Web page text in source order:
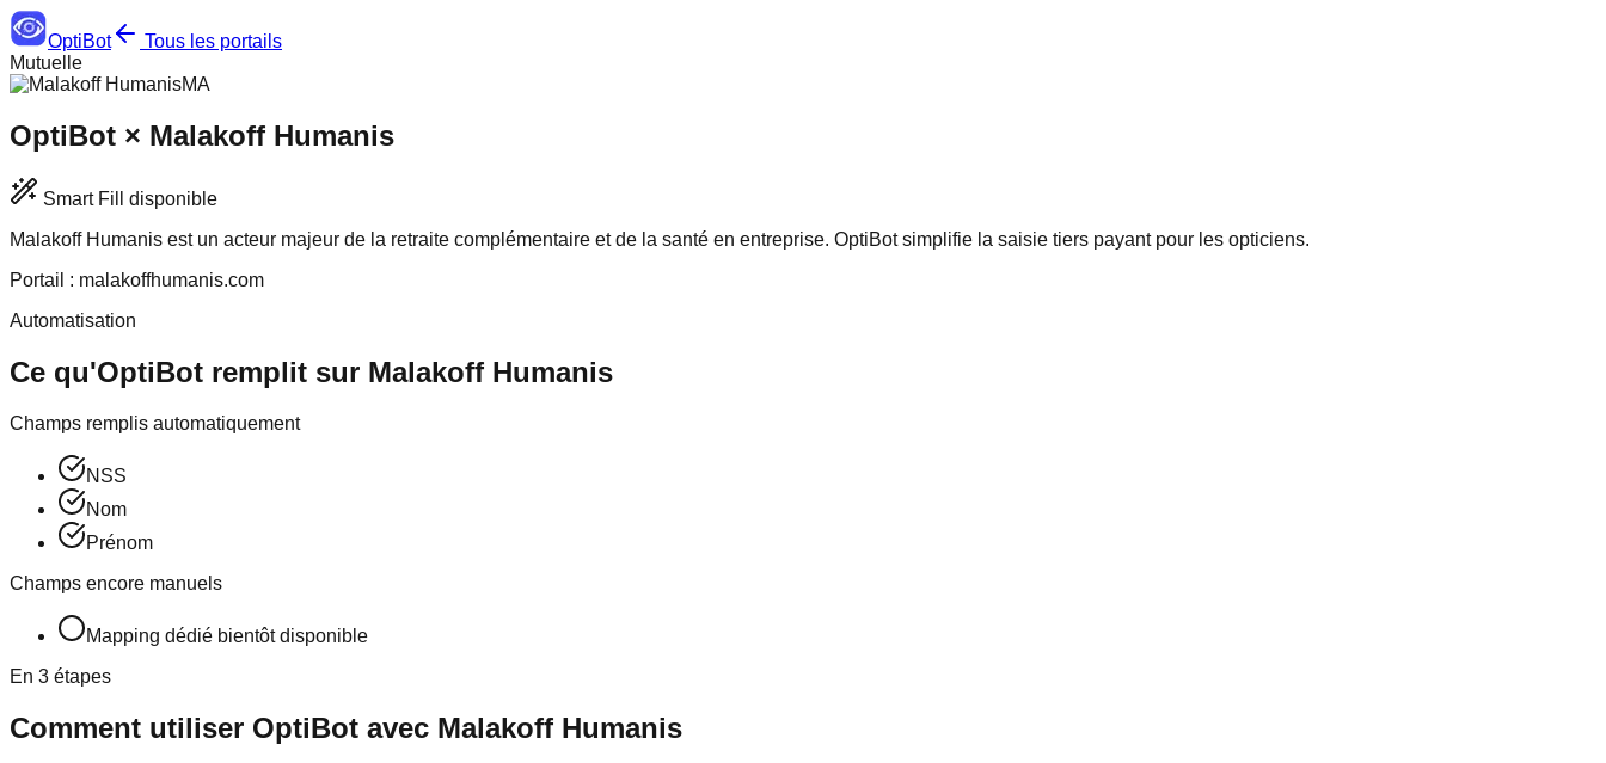
OptiBot
Tous les portails
Mutuelle
MA
OptiBot × Malakoff Humanis
Smart Fill disponible
Malakoff Humanis est un acteur majeur de la retraite complémentaire et de la santé en entreprise. OptiBot simplifie la saisie tiers payant pour les opticiens.
Portail : malakoffhumanis.com
Automatisation
Ce qu'OptiBot remplit sur Malakoff Humanis
Champs remplis automatiquement
NSS
Nom
Prénom
Champs encore manuels
Mapping dédié bientôt disponible
En 3 étapes
Comment utiliser OptiBot avec Malakoff Humanis